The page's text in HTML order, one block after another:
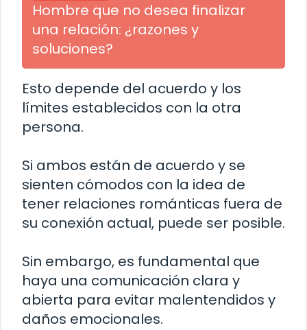
Hombre que no desea finalizar
una relación: ¿razones y
soluciones?
Esto depende del acuerdo y los
límites establecidos con la otra
persona.
Si ambos están de acuerdo y se
sienten cómodos con la idea de
tener relaciones románticas fuera de
su conexión actual, puede ser posible.
Sin embargo, es fundamental que
haya una comunicación clara y
abierta para evitar malentendidos y
daños emocionales.